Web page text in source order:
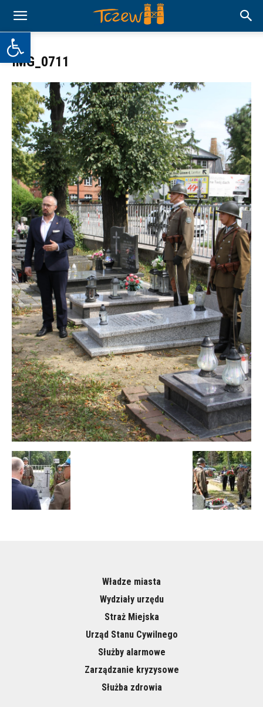
Otwórz pasek narzędzi
IMG_0711
Władze miasta
Wydziały urzędu
Straż Miejska
Urząd Stanu Cywilnego
Służby alarmowe
Zarządzanie kryzysowe
Służba zdrowia